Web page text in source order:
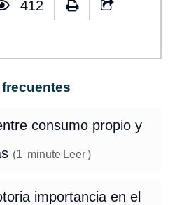
412
consumo propio y
(1 minute Leer)
importancia en el